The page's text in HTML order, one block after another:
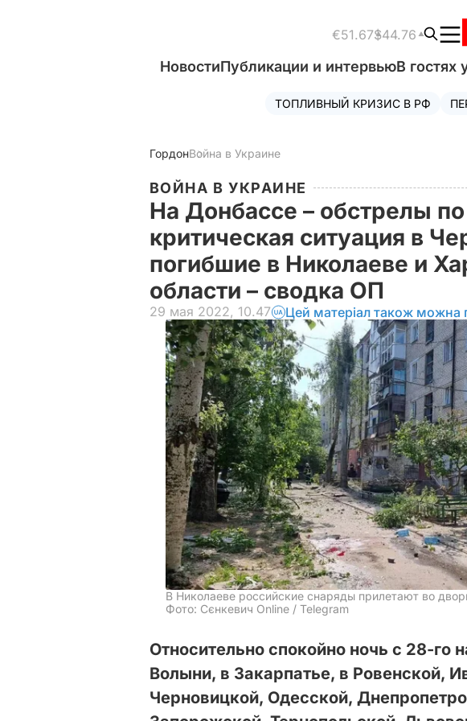
€51.67$44.76
НовостиПубликации и интервьюВ гостях
ТОПЛИВНЫЙ КРИЗИС В РФ
ГордонВойна в Украине
ВОЙНА В УКРАИНЕ
На Донбассе – обстрелы
критическая ситуация в
погибшие в Николаеве и
области – сводка ОП
29 мая 2022, 10.47 Цей матеріал також можна
В Николаеве российские снаряды прилетают во
Фото: Сєнкевич Online / Telegram
Относительно спокойно ночь с 28-го
Волыни, в Закарпатье, в Ровенской,
Черновицкой, Одесской,